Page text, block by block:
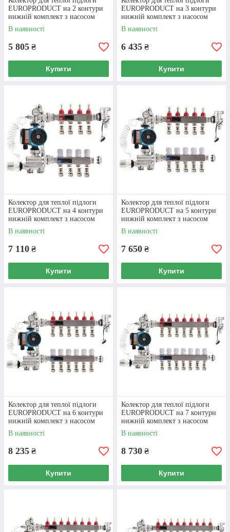
EUROPRODUCT на 2 контури
нижній комплект з насосом
(латунь)
В наявності
5 805 ₴
Купити
EUROPRODUCT на 3 контури
нижній комплект з насосом
(латунь)
В наявності
6 435 ₴
Купити
Колектор для теплої підлоги
EUROPRODUCT на 4 контури
нижній комплект з насосом
(латунь)
В наявності
7 110 ₴
Купити
Колектор для теплої підлоги
EUROPRODUCT на 5 контури
нижній комплект з насосом
(латунь)
В наявності
7 650 ₴
Купити
Колектор для теплої підлоги
EUROPRODUCT на 6 контури
нижній комплект з насосом
(латунь)
В наявності
8 235 ₴
Купити
Колектор для теплої підлоги
EUROPRODUCT на 7 контури
нижній комплект з насосом
(латунь)
В наявності
8 730 ₴
Купити